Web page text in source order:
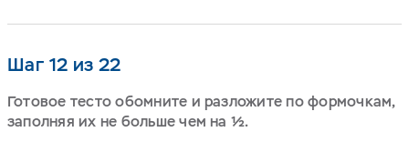
Шаг 12 из 22
Готовое тесто обомните и разложите по формочкам,
заполняя их не больше чем на ½.